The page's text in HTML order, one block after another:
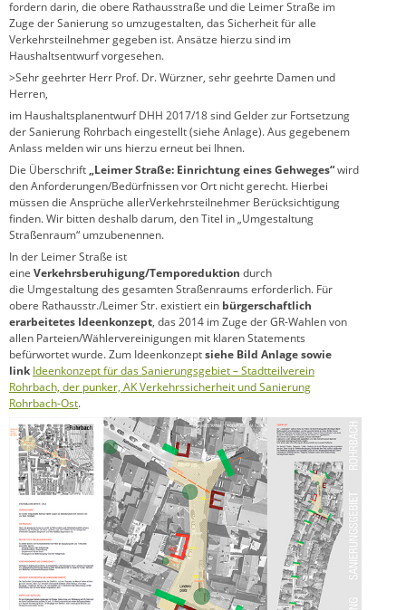
fordern darin, die obere Rathausstraße und die Leimer Straße im
Zuge der Sanierung so umzugestalten, das Sicherheit für alle
Verkehrsteilnehmer gegeben ist. Ansätze hierzu sind im
Haushaltsentwurf vorgesehen.
>Sehr geehrter Herr Prof. Dr. Würzner, sehr geehrte Damen und
Herren,
im Haushaltsplanentwurf DHH 2017/18 sind Gelder zur Fortsetzung
der Sanierung Rohrbach eingestellt (siehe Anlage). Aus gegebenem
Anlass melden wir uns hierzu erneut bei Ihnen.
Die Überschrift„Leimer Straße: Einrichtung eines Gehweges“wird
den Anforderungen/Bedürfnissen vor Ort nicht gerecht. Hierbei
müssen die Ansprüche allerVerkehrsteilnehmer Berücksichtigung
finden. Wir bitten deshalb darum, den Titel in „Umgestaltung
Straßenraum“ umzubenennen.
In der Leimer Straße ist
eine Verkehrsberuhigung/Temporeduktion durch
die Umgestaltung des gesamten Straßenraums erforderlich. Für
obere Rathausstr./Leimer Str. existiert ein bürgerschaftlich
erarbeitetes Ideenkonzept, das 2014 im Zuge der GR-Wahlen von
allen Parteien/Wählervereinigungen mit klaren Statements
befürwortet wurde. Zum Ideenkonzeptsiehe Bild Anlage sowie
link Ideenkonzept für das Sanierungsgebiet – Stadtteilverein
Rohrbach, der punker, AK Verkehrssicherheit und Sanierung
Rohrbach-Ost.